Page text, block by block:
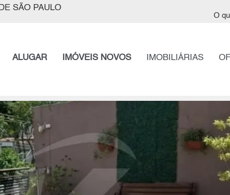
SÃO PAULO
O
ALUGAR IMÓVEIS NOVOS IMOBILIÁRIAS